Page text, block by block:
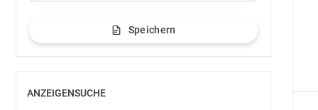
Speichern
ANZEIGENSUCHE
EINBLENDEN